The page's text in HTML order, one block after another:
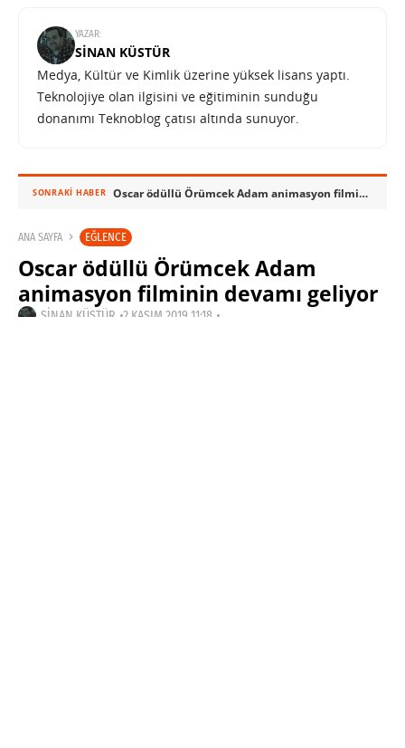
YAZAR:
SINAN KÜSTÜR
Medya, Kültür ve Kimlik üzerine yüksek lisans yaptı.
Teknolojiye olan ilgisini ve eğitiminin sunduğu
donanımı Teknoblog çatısı altında sunuyor.
SONRAKI HABER Oscar ödüllü Örümcek Adam animasyon filminin devamı geliyor
ANA SAYFA EĞLENCE
Oscar ödüllü Örümcek Adam
animasyon filminin devamı geliyor
SINAN KÜSTÜR 2 KASIM 2019 11:18